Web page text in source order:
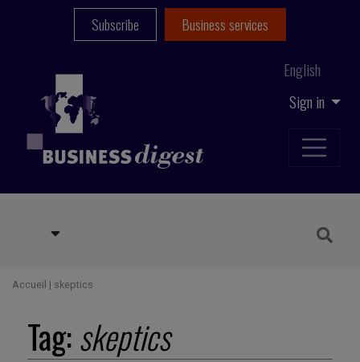
Sign in
English
Subscribe Business services
Accueil | skeptics
Tag:skeptics